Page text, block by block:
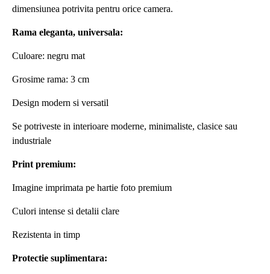
dimensiunea potrivita pentru orice camera.
Rama eleganta, universala:
Culoare: negru mat
Grosime rama: 3 cm
Design modern si versatil
Se potriveste in interioare moderne, minimaliste, clasice sau
industriale
Print premium:
Imagine imprimata pe hartie foto premium
Culori intense si detalii clare
Rezistenta in timp
Protectie suplimentara: